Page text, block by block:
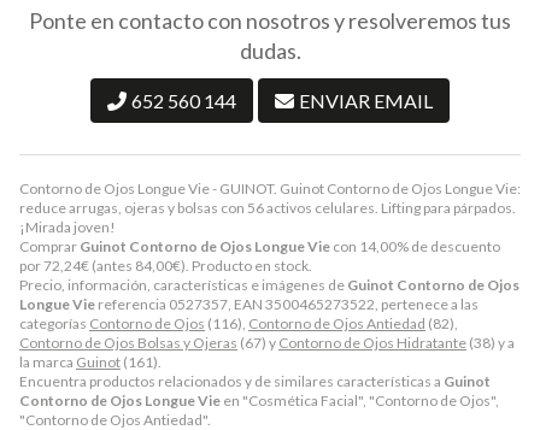
Contorno de Ojos Longue Vie - GUINOT. Guinot Contorno de Ojos Longue Vie:
reduce arrugas, ojeras y bolsas con 56 activos celulares. Lifting para párpados.
¡Mirada joven!
Comprar Guinot Contorno de Ojos Longue Vie con 14,00% de descuento
por72,24€ (antes 84,00€). Producto en stock.
Precio, información, características e imágenes de Guinot Contorno de Ojos
Longue Vie referencia 0527357, EAN 3500465273522, pertenece a las
categorías Contorno de Ojos (116), Contorno de Ojos Antiedad (82),
Contorno de Ojos Bolsas y Ojeras (67) y Contorno de Ojos Hidratante (38) y a
la marca Guinot (161).
Encuentra productos relacionados y de similares características a Guinot
Contorno de Ojos Longue Vie en "Cosmética Facial", "Contorno de Ojos",
"Contorno de Ojos Antiedad".
Ponte en contacto con nosotros y resolveremos tus
dudas.
652 560 144 ENVIAR EMAIL